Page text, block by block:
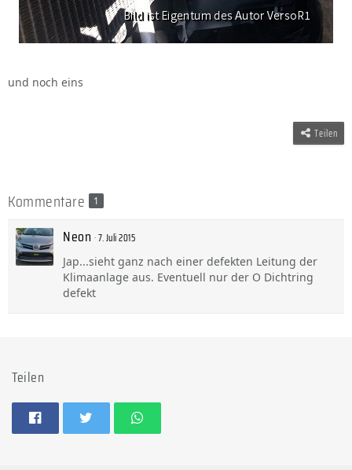
und noch eins
Teilen
Kommentare 1
Neon 7. Juli 2015
Jap...sieht ganz nach einer defekten Leitung der
Klimaanlage aus. Eventuell nur der O Dichtring
defekt
Teilen